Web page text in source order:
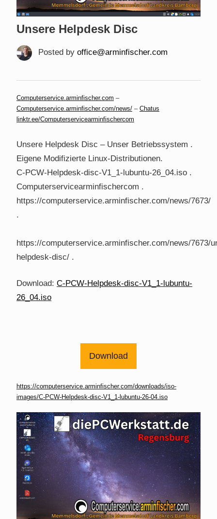
Unsere Helpdesk Disc
Posted by office@arminfischer.com
Computerservice.arminfischer.com –
Computerservice.arminfischer.com/news/ – Chatus
linktr.ee/Computerservicearminfischercom
Unsere Helpdesk Disc – Unser Betriebssystem .
Eigene Modifizierte Linux-Distributionen.
C-PCW-Helpdesk-disc-V1_1-lubuntu-26_04.iso .
Computerservicearminfischercom .
https://computerservice.arminfischer.com/news/7673/
.
https://computerservice.arminfischer.com/news/7673/
helpdesk-disc/ .
Download: C-PCW-Helpdesk-disc-V1_1-lubuntu-
26_04.iso
Download
https://computerservice.arminfischer.com/downloads/iso-
images/C-PCW-Helpdesk-disc-V1_1-lubuntu-26-04.iso